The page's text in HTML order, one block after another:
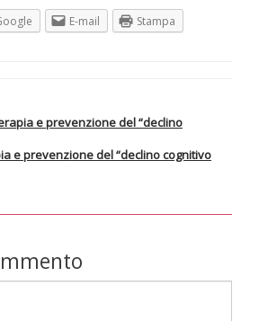
E-mail Stampa
e prevenzione del “declino
e prevenzione del “declino cognitivo